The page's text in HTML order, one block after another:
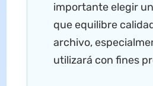
importante elegir
que equilibre
archivo,
utilizará con fines